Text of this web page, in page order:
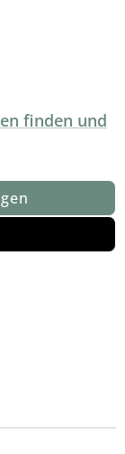
finden und